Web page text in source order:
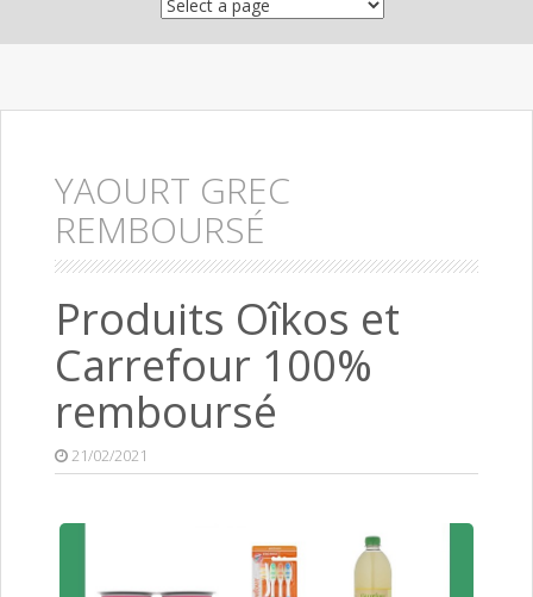
YAOURT GREC
REMBOURSÉ
Produits Oîkos et
Carrefour 100%
remboursé
21/02/2021